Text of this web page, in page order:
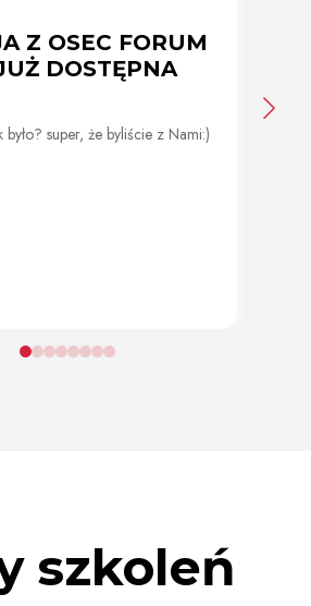
Z OSEC FORUM
DOSTĘPNA
było? super, że byliście z Nami:)
2026-
szkoleń